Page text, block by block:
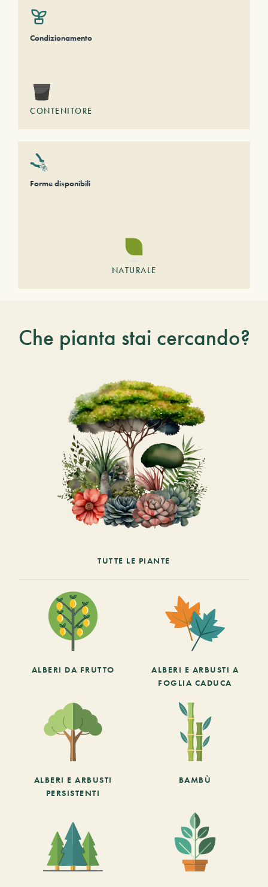
Condizionamento
CONTENITORE
Forme disponibili
NATURALE
Che pianta stai cercando?
TUTTE LE PIANTE
ALBERI DA FRUTTO
ALBERI E ARBUSTI A
FOGLIA CADUCA
ALBERI E ARBUSTI
PERSISTENTI
BAMBÙ